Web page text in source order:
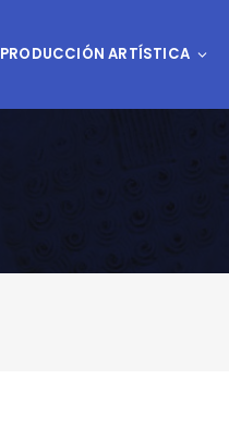
PRODUCCIÓN ARTÍSTICA